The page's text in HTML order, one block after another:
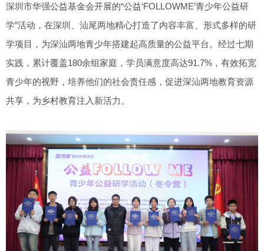
深圳市华强公益基金会开展的“公益‘FOLLOWME’青少年公益研
学”活动，在深圳、汕尾两地精心打造了内容丰富、形式多样的研
学项目，为深汕两地青少年搭建起高质量的公益平台。经过七期
实践，累计覆盖180余组家庭，学员满意度高达91.7%，有效拓宽
青少年的视野，培养他们的社会责任感，促进深汕两地教育资源
共享，为乡村教育注入新活力。